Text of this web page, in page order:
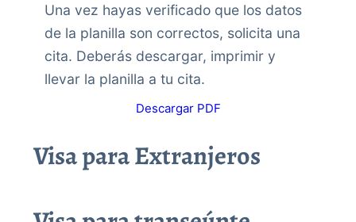
Una vez hayas verificado que los datos
de la planilla son correctos, solicita una
cita. Deberás descargar, imprimir y
llevar la planilla a tu cita.
Descargar PDF
Visa para Extranjeros